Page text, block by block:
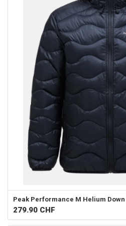
Peak Performance M Helium
279.90 CHF